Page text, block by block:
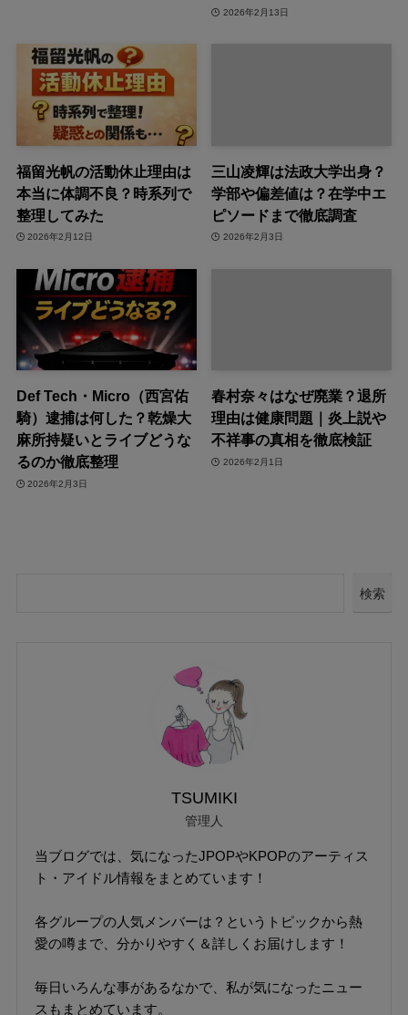
2026年2月13日
福留光帆の活動休止理由は
本当に体調不良？時系列で
整理してみた
2026年2月12日
三山凌輝は法政大学出身？
学部や偏差値は？在学中エ
ピソードまで徹底調査
2026年2月3日
Def Tech・Micro（西宮佑
騎）逮捕は何した？乾燥大
麻所持疑いとライブどうな
るのか徹底整理
2026年2月3日
春村奈々はなぜ廃業？退所
理由は健康問題｜炎上説や
不祥事の真相を徹底検証
2026年2月1日
検索
TSUMIKI
管理人
当ブログでは、気になったJPOPやKPOPのアーティス
ト・アイドル情報をまとめています！
各グループの人気メンバーは？というトピックから熱
愛の噂まで、分かりやすく＆詳しくお届けします！
毎日いろんな事があるなかで、私が気になったニュー
スもまとめています。